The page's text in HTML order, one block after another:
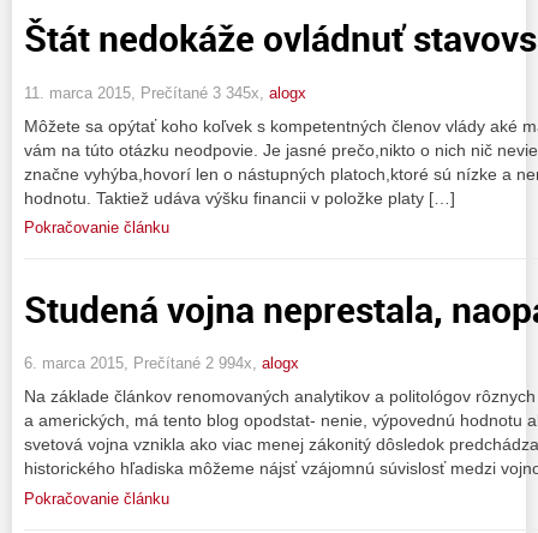
Štát nedokáže ovládnuť
11. marca 2015, Prečítané 3 345x, alogx
Môžete sa opýtať koho koľvek s kompetentných členov vlády aké
vám na túto otázku neodpovie. Je jasné prečo,nikto o nich nič
značne vyhýba,hovorí len o nástupných platoch,ktoré sú nízke a
hodnotu. Taktiež udáva výšku financii v položke platy […]
Pokračovanie článku
Studená vojna neprestala,
6. marca 2015, Prečítané 2 994x, alogx
Na základe článkov renomovaných analytikov a politológov
a amerických, má tento blog opodstat- nenie, výpovednú hodnotu
svetová vojna vznikla ako viac menej zákonitý dôsledok
historického hľadiska môžeme nájsť vzájomnú súvislosť medzi
Pokračovanie článku